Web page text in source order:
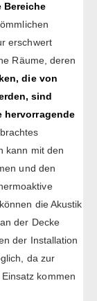
Bereiche
erschwert
Räume, deren
die von
sind
hervorragende
kann mit den
und den
die Akustik
der Decke
der Installation
da zur
kommen